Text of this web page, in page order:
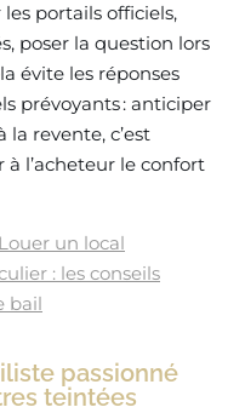
portails officiels,
poser la question lors
évite les réponses
prévoyants : anticiper
revente, c’est
à l’acheteur le confort
Louer un local
: les conseils
bail
passionné
teintées